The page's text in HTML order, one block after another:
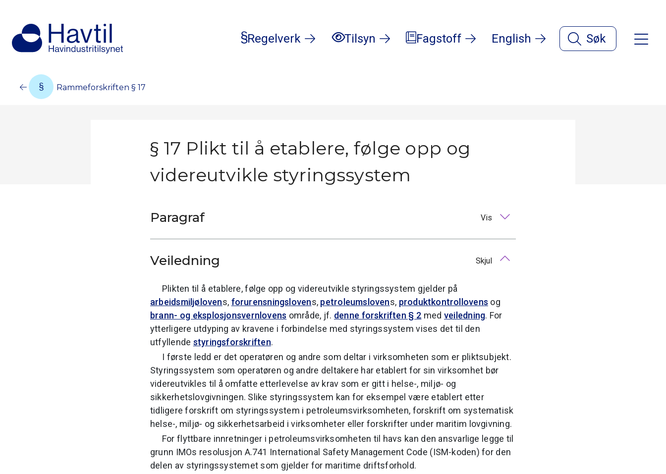
Regelverk Tilsyn Fagstoff English Søk
Rammeforskriften § 17
§ 17 Plikt til å etablere, følge opp og
videreutvikle styringssystem
Paragraf Vis
Veiledning Skjul
Plikten til å etablere, følge opp og videreutvikle styringssystem gjelder på
arbeidsmiljølovens, forurensningslovens, petroleumslovens, produktkontrollovens og
brann- og eksplosjonsvernlovens område, jf. denne forskriften § 2 medveiledning. For
ytterligere utdyping av kravene i forbindelse med styringssystem vises det til den
utfyllende styringsforskriften.
I første ledd er det operatøren og andre som deltar i virksomheten som er pliktsubjekt.
Styringssystem som operatøren og andre deltakere har etablert for sin virksomhet bør
videreutvikles til å omfatte etterlevelse av krav som er gitt i helse-, miljø- og
sikkerhetslovgivningen. Slike styringssystem kan for eksempel være etablert etter
tidligere forskrift om styringssystem i petroleumsvirksomheten, forskrift om systematisk
helse-, miljø- og sikkerhetsarbeid i virksomheter eller forskrifter under maritim lovgivning.
For flyttbare innretninger i petroleumsvirksomheten til havs kan den ansvarlige legge til
grunn IMOs resolusjon A.741 International Safety Management Code (ISM-koden) for den
delen av styringssystemet som gjelder for maritime driftsforhold.